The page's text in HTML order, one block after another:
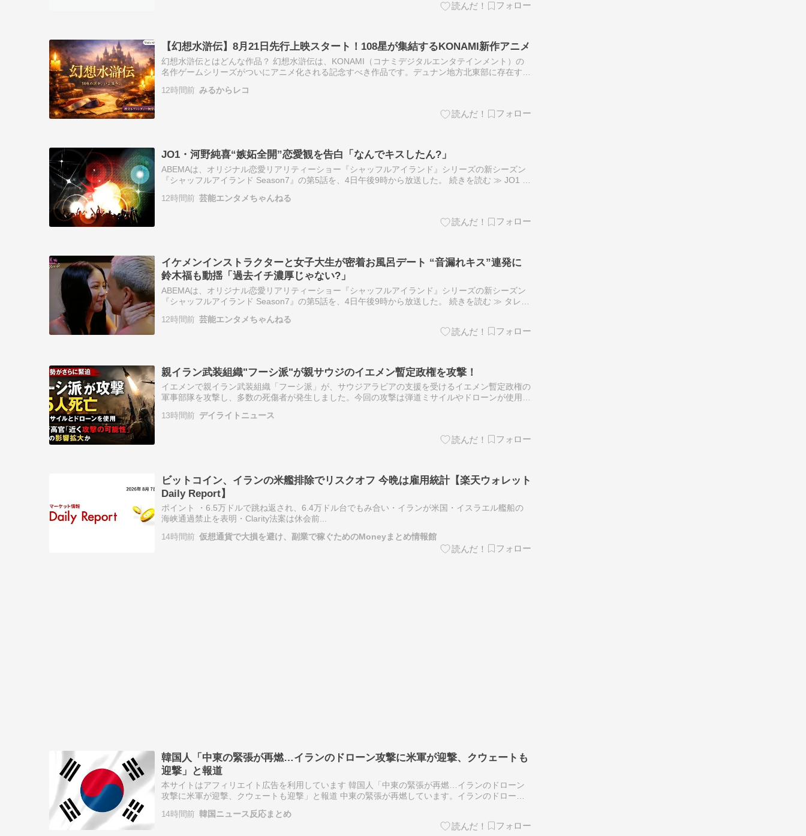
【幻想水滸伝】8月21日先行上映スタート！108星が集結するKONAMI新作アニメ
幻想水滸伝とはどんな作品？ 幻想水滸伝は、KONAMI（コナミデジタルエンタテインメント）の
名作ゲームシリーズがついにアニメ化される記念すべき作品です。デュナン地方北東部に存在する
ョウイが、戦…
12時間前 みるからレコ
JO1・河野純喜“嫉妬全開”恋愛観を告白「なんでキスしたん?」
ABEMAは、オリジナル恋愛リアリティーショー『シャッフルアイランド』シリーズの新シーズン
『シャッフルアイランド Season7』の第5話を、4日午後9時から放送した。 続きを読む ≫ JO1 河
12時間前 芸能エンタメちゃんねる
イケメンインストラクターと女子大生が密着お風呂デート “音漏れキス”連発に
鈴木福も動揺「過去イチ濃厚じゃない?」
ABEMAは、オリジナル恋愛リアリティーショー『シャッフルアイランド』シリーズの新シーズン
『シャッフルアイランド Season7』の第5話を、4日午後9時から放送した。 続きを読む ≫ タレン
12時間前 芸能エンタメちゃんねる
親イラン武装組織"フーシ派"が親サウジのイエメン暫定政権を攻撃！
イエメンで親イラン武装組織「フーシ派」が、サウジアラビアの支援を受けるイエメン暫定政権の
軍事部隊を攻撃し、多数の死傷者が発生しました。今回の攻撃は弾道ミサイルやドローンが使用さ
で少なくとも…
13時間前 デイライトニュース
ビットコイン、イランの米艦排除でリスクオフ 今晩は雇用統計【楽天ウォレット
Daily Report】
ポイント ・6.5万ドルで跳ね返され、6.4万ドル台でもみ合い・イランが米国・イスラエル艦船の
海峡通過禁止を表明・Clarity法案は休会前...
14時間前 仮想通貨で大損を避け、副業で稼ぐためのMoneyまとめ情報館
韓国人「中東の緊張が再燃…イランのドローン攻撃に米軍が迎撃、クウェートも
迎撃」と報道
本サイトはアフィリエイト広告を利用しています 韓国人「中東の緊張が再燃…イランのドローン
攻撃に米軍が迎撃、クウェートも迎撃」と報道 中東の緊張が再燃しています。イランのドローン
（CENTCOM）は「イラン…
14時間前 韓国ニュース反応まとめ